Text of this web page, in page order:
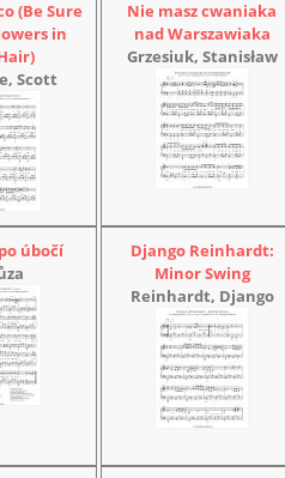
(Be Sure
in
Scott
Nie masz cwaniaka
nad Warszawiaka
Grzesiuk, Stanisław
úbočí
Django Reinhardt:
Minor Swing
Reinhardt, Django